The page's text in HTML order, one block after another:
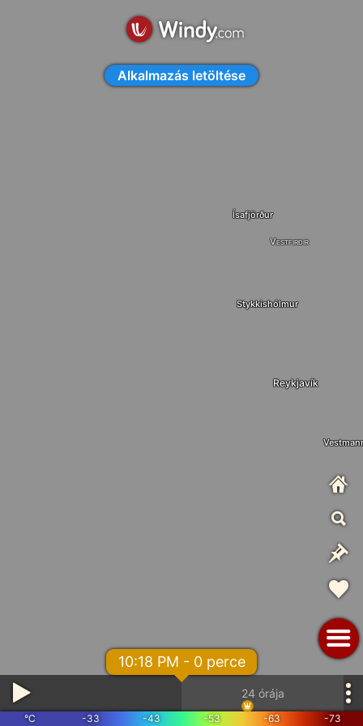
Ísafjörður
Stykkishólmur
Vestfirðir
Reykjavík
24 órája
10:18 PM - 0 perce
°C -33 -43 -53 -63 -73
Alkalmazás letöltése